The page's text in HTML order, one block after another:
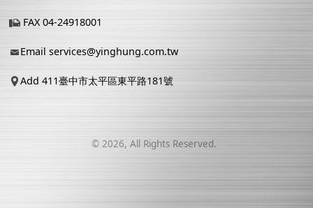
FAX 04-24918001
Email services@yinghung.com.tw
Add 411臺中市太平區東平路181號
© 2026, All Rights Reserved.